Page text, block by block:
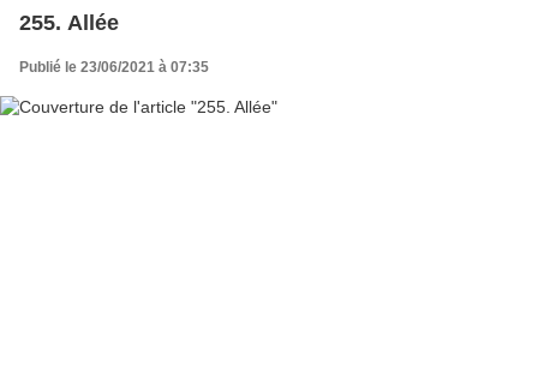
255. Allée
Publié le 23/06/2021 à 07:35